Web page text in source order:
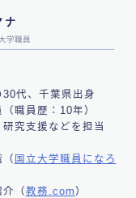
ナ
学職員
代、千葉県出身
職員歴：10年）
究支援などを担当
（ 国立大学職員になろ
（教務.com ）